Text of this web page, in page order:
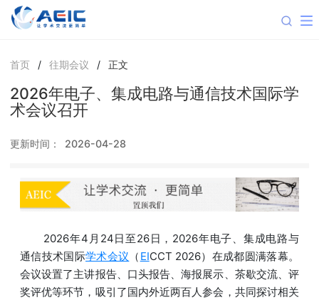
首页 / 往期会议 / 正文
2026年电子、集成电路与通信技术国际学
术会议召开
更新时间： 2026-04-28
2026年4月24日至26日，2026年电子、集成电路与
通信技术国际学术会议 （ EICCT 2026）在成都圆满落幕。
会议设置了主讲报告、口头报告、海报展示、茶歇交流、评
奖评优等环节，吸引了国内外近两百人参会，共同探讨相关